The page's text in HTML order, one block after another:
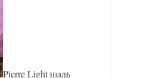
Pierre Light шаль